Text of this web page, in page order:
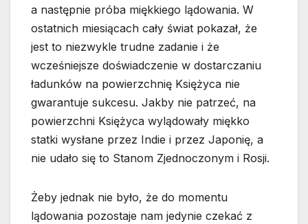
a następnie próba miękkiego lądowania. W
ostatnich miesiącach cały świat pokazał, że
jest to niezwykle trudne zadanie i że
wcześniejsze doświadczenie w dostarczaniu
ładunków na powierzchnię Księżyca nie
gwarantuje sukcesu. Jakby nie patrzeć, na
powierzchni Księżyca wylądowały miękko
statki wysłane przez Indie i przez Japonię, a
nie udało się to Stanom Zjednoczonym i Rosji.
Żeby jednak nie było, że do momentu
lądowania pozostaje nam jedynie czekać z